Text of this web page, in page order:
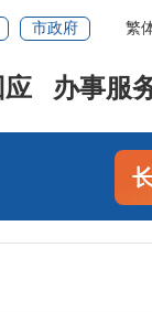
市政府 繁
应 办事服